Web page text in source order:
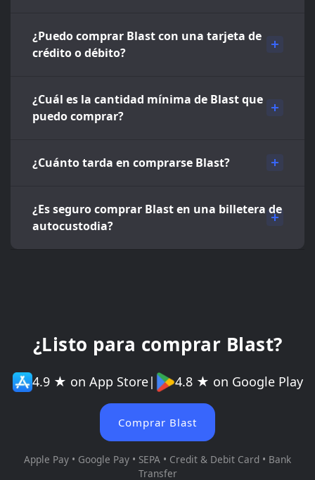
¿Puedo comprar Blast con una tarjeta de
crédito o débito?
¿Cuál es la cantidad mínima de Blast que
puedo comprar?
¿Cuánto tarda en comprarse Blast?
¿Es seguro comprar Blast en una billetera de
autocustodia?
¿Listo para comprar Blast?
4.9 ★ on App Store| 4.8 ★ on Google Play
Comprar Blast
Apple Pay • Google Pay • SEPA • Credit & Debit Card • Bank
Transfer